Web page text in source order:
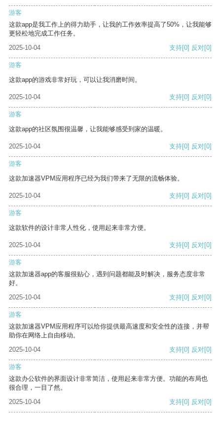
游客
这款app是我工作上的得力助手，让我的工作效率提高了50%，让我能够
更轻松地完成工作任务。
2025-10-04
支持[0] 反对[0]
游客
这款app的游戏非常好玩，可以让我消磨时间。
2025-10-04 支持[0] 反对[0]
游客
这款app的社区氛围很温馨，让我能够感受到家的温暖。
2025-10-04 支持[0] 反对[0]
游客
这款加速器VPM应用程序已经为我们带来了无限的流畅体验。
2025-10-04 支持[0] 反对[0]
游客
这款软件的设计非常人性化，使用起来非常方便。
2025-10-04 支持[0] 反对[0]
游客
这款加速器app的客服很贴心，遇到问题都能及时解决，服务态度非常
好。
2025-10-04
支持[0] 反对[0]
游客
这款加速器VPM应用程序可以给你提供最高速度和安全性的连接，并帮
助你在网络上自由移动。
2025-10-04
支持[0] 反对[0]
游客
这款办公软件的界面设计非常简洁，使用起来非常方便。功能的布局也
很合理，一目了然。
2025-10-04
支持[0] 反对[0]